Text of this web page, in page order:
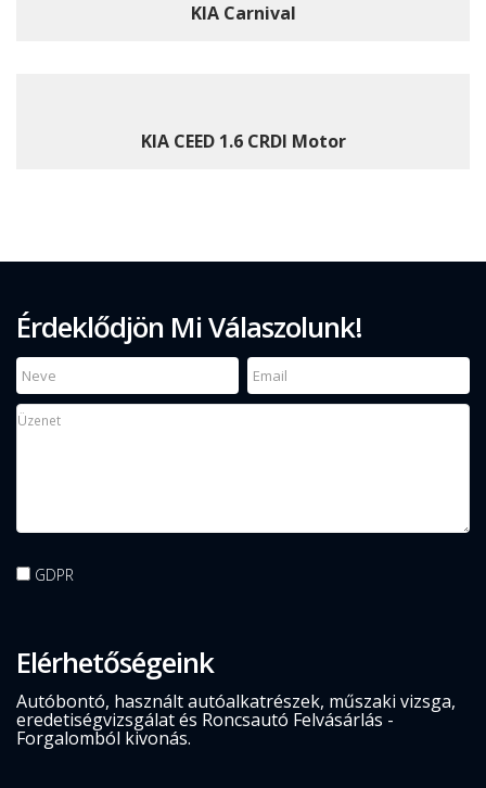
KIA Carnival
KIA CEED 1.6 CRDI Motor
Érdeklődjön Mi Válaszolunk!
GDPR
Elérhetőségeink
Autóbontó, használt autóalkatrészek, műszaki vizsga,
eredetiségvizsgálat és Roncsautó Felvásárlás -
Forgalomból kivonás.